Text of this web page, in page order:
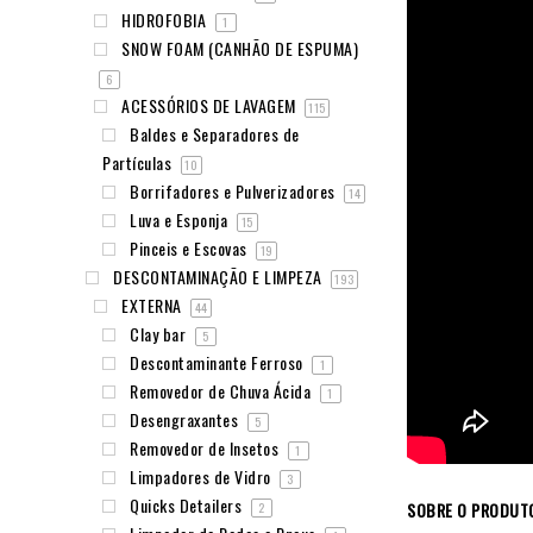
SOBRE O
HIDROFOBIA 1
SNOW FOAM (CANHÃO DE ESPUMA)
6
ACESSÓRIOS DE LAVAGEM 115
Baldes e Separadores de
Partículas
10
Borrifadores e Pulverizadores 14
Luva e Esponja 15
Pinceis e Escovas 19
DESCONTAMINAÇÃO E LIMPEZA 193
EXTERNA 44
Clay bar 5
Descontaminante Ferroso 1
Removedor de Chuva Ácida 1
Desengraxantes 5
Removedor de Insetos 1
Limpadores de Vidro 3
Quicks Detailers 2